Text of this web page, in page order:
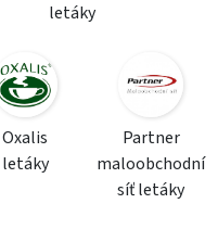
letáky
Oxalis
letáky
Partner
maloobchodní
síť letáky